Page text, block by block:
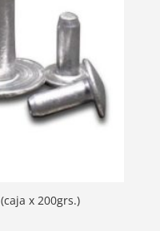
x 200grs.)